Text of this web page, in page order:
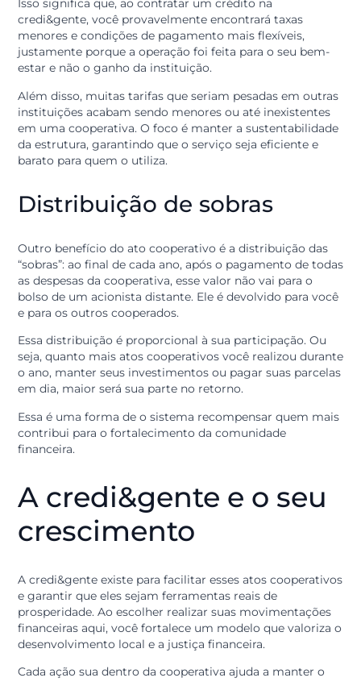
operações, os recursos permanecem dentro do
são usados para melhorar as condições para todos os
membros.
Redução de custos e taxas
Um dos benefícios mais visíveis aparece nas taxas de
juros e tarifas. Como o ato cooperativo não é
banco, a cooperativa consegue repassar essa
para você.
Isso significa que, ao contratar um crédito na
credi&gente, você provavelmente encontrará taxas
menores e condições de pagamento mais flexíveis,
justamente porque a operação foi feita para o seu
estar e não o ganho da instituição.
Além disso, muitas tarifas que seriam pesadas em
instituições acabam sendo menores ou até
em uma cooperativa. O foco é manter a
barato para quem o utiliza.
Outro benefício do ato cooperativo é a distribuição
“sobras”: ao final de cada ano, após o pagamento de
e para os outros cooperados.
Essa distribuição é proporcional à sua participação.
seja, quanto mais atos cooperativos você realizou
o ano, manter seus investimentos ou pagar suas
em dia, maior será sua parte no retorno.